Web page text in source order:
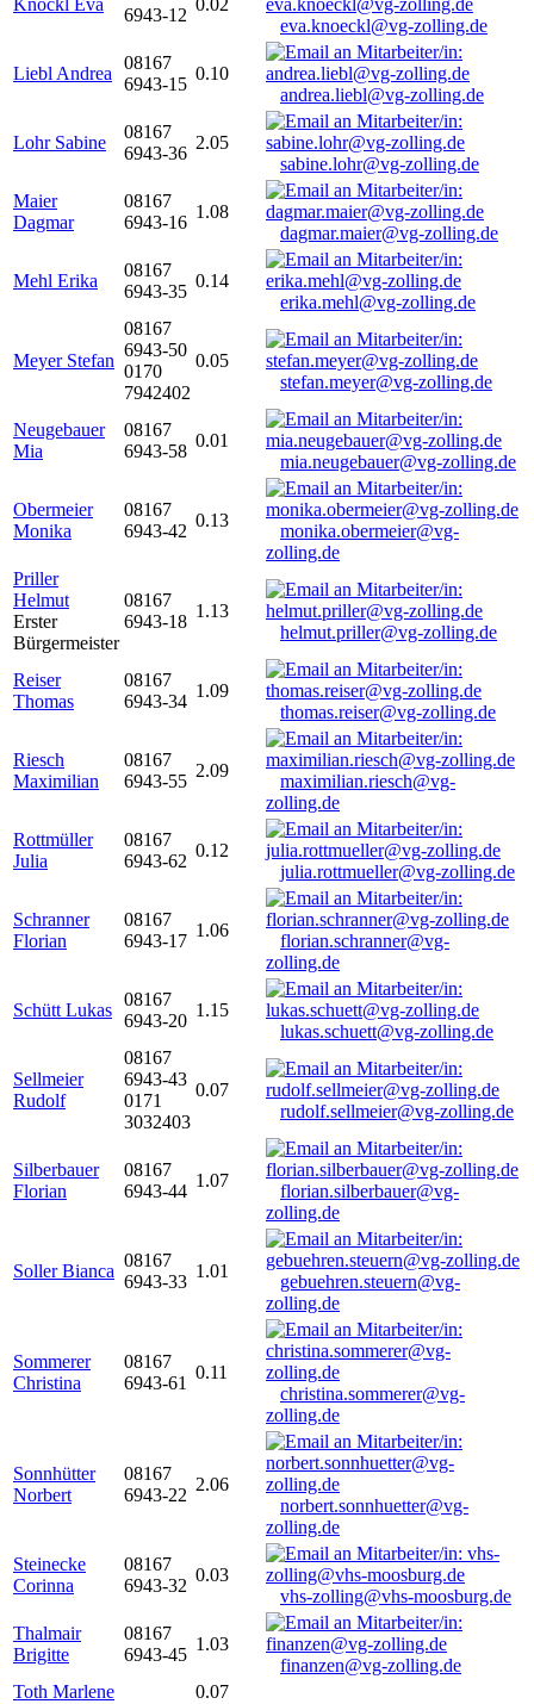
Knöckl Eva
6943-12
0.02
eva.knoeckl@vg-zolling.de
Liebl Andrea
08167
6943-15
0.10
andrea.liebl@vg-zolling.de
Lohr Sabine
08167
6943-36
2.05
sabine.lohr@vg-zolling.de
Maier
Dagmar
08167
6943-16
1.08
dagmar.maier@vg-zolling.de
Mehl Erika
08167
6943-35
0.14
erika.mehl@vg-zolling.de
Meyer Stefan
08167
6943-50
0170
7942402
0.05
stefan.meyer@vg-zolling.de
Neugebauer
Mia
08167
6943-58
0.01
mia.neugebauer@vg-zolling.de
Obermeier
Monika
08167
6943-42
0.13
monika.obermeier@vg-
zolling.de
Priller
Helmut
Erster
Bürgermeister
08167
6943-18
1.13
helmut.priller@vg-zolling.de
Reiser
Thomas
08167
6943-34
1.09
thomas.reiser@vg-zolling.de
Riesch
Maximilian
08167
6943-55
2.09
maximilian.riesch@vg-
zolling.de
Rottmüller
Julia
08167
6943-62
0.12
julia.rottmueller@vg-zolling.de
Schranner
Florian
08167
6943-17
1.06
florian.schranner@vg-
zolling.de
Schütt Lukas
08167
6943-20
1.15
lukas.schuett@vg-zolling.de
Sellmeier
Rudolf
08167
6943-43
0171
3032403
0.07
rudolf.sellmeier@vg-zolling.de
Silberbauer
Florian
08167
6943-44
1.07
florian.silberbauer@vg-
zolling.de
Soller Bianca
08167
6943-33
1.01
gebuehren.steuern@vg-
zolling.de
Sommerer
Christina
08167
6943-61
0.11
christina.sommerer@vg-
zolling.de
Sonnhütter
Norbert
08167
6943-22
2.06
norbert.sonnhuetter@vg-
zolling.de
Steinecke
Corinna
08167
6943-32
0.03
vhs-zolling@vhs-moosburg.de
Thalmair
Brigitte
08167
6943-45
1.03
finanzen@vg-zolling.de
Toth Marlene
0.07